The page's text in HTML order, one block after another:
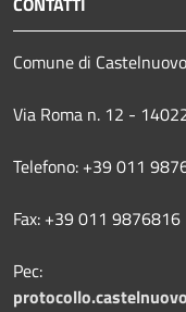
Comune di
Via Roma n. 12 -
Telefono: +39 011
Fax: +39 011 9876816
Pec: